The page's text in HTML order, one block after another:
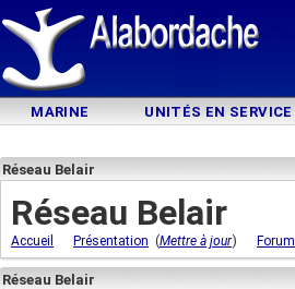
MARINE UNITÉS EN SERVICE
Réseau Belair
Réseau Belair
Accueil Présentation (Mettre à jour) Forum
Réseau Belair